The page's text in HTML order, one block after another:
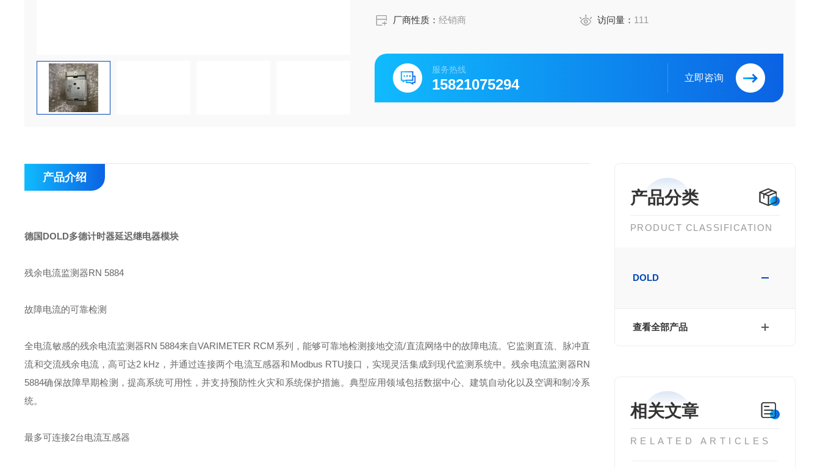
厂商性质：经销商 访问量： 111
服务热线
15821075294 立即咨询
产品分类
PRODUCT CLASSIFICATION
DOLD
查看全部产品
相关文章
RELATED ARTICLES
产品介绍
德国DOLD多德计时器延迟继电器模块
残余电流监测器RN 5884
故障电流的可靠检测
全电流敏感的残余电流监测器RN 5884来自VARIMETER RCM系列，能够可靠地检测接地交流/直流网络中的故障电流。它监测直流、脉冲直
流和交流残余电流，高可达2 kHz，并通过连接两个电流互感器和Modbus RTU接口，实现灵活集成到现代监测系统中。残余电流监测器RN
5884确保故障早期检测，提高系统可用性，并支持预防性火灾和系统保护措施。典型应用领域包括数据中心、建筑自动化以及空调和制冷系
统。
最多可连接2台电流互感器